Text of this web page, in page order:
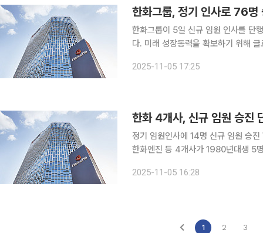
한화그룹, 정기 인사로 76
한화그룹이 5일 신규 임원 인사를 단
다. 미래 성장동력을 확보하기 위해 글로벌 진출을 추진할 인재들을 전면 배치했다. 1980년대생도
력 강화를 통해 내실경영 기반을 공고
2025-11-05 17:25
한화 4개사, 신규 임원 승
정기 임원인사에 14명 신규 임원 승진 한화그룹의 한화에너지, 한화토탈에너지스, 한화파워시스템,
한화엔진 등 4개사가 1980년대생 5
지션에 배치함으로써 지속 가능한 성
2025-11-05 16:28
1 2 3